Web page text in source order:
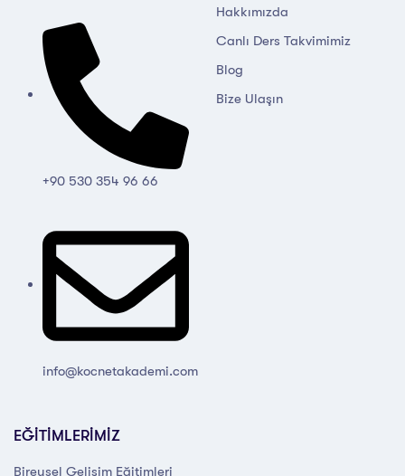
+90 530 354 96 66
info@kocnetakademi.com
Hakkımızda
Canlı Ders Takvimimiz
Blog
Bize Ulaşın
EĞİTİMLERİMİZ
Bireysel Gelişim Eğitimleri